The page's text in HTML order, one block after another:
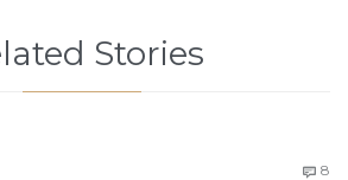
Stories
 8